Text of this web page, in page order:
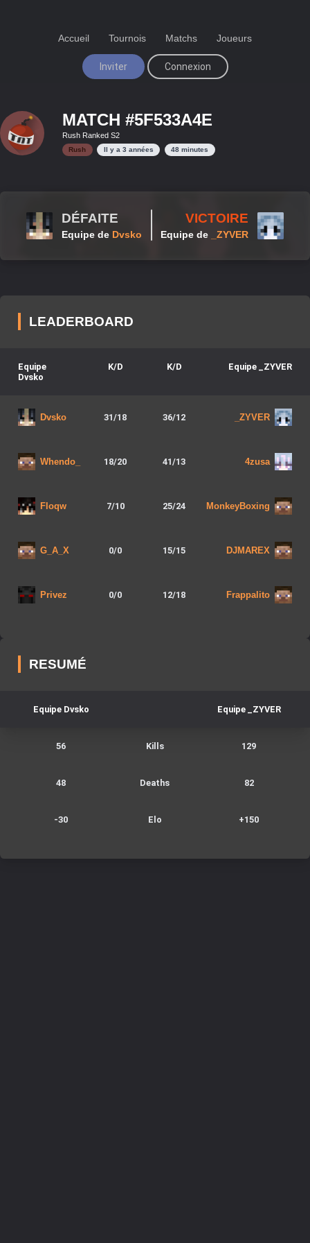
Accueil Tournois Matchs Joueurs
Inviter Connexion
MATCH #5F533A4E
Rush Ranked S2
Rush Il y a 3 années 48 minutes
DÉFAITE
Equipe de Dvsko
VICTOIRE
Equipe de _ZYVER
LEADERBOARD
Equipe
Dvsko
K/D K/D Equipe _ZYVER
Dvsko 31/18 36/12 _ZYVER
Whendo_ 18/20 41/13 4zusa
Floqw 7/10 25/24 MonkeyBoxing
G_A_X 0/0 15/15 DJMAREX
Privez 0/0 12/18 Frappalito
RESUMÉ
Equipe Dvsko Equipe _ZYVER
56 Kills 129
48 Deaths 82
-30 Elo +150